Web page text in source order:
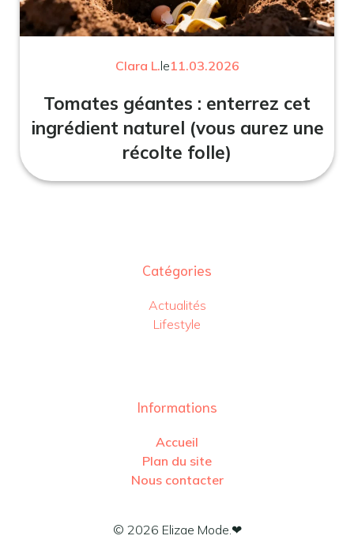
Clara L.le11.03.2026
Tomates géantes : enterrez cet
ingrédient naturel (vous aurez une
récolte folle)
Catégories
Actualités
Lifestyle
Informations
Accueil
Plan du site
Nous contacter
© 2026 Elizae Mode.❤